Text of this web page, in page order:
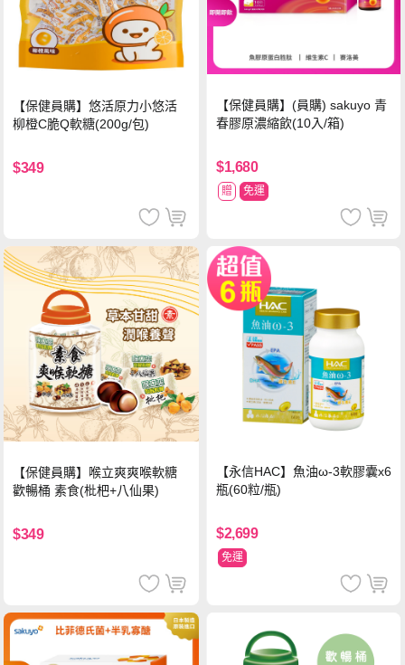
【保健員購】悠活原力小悠活
柳橙C脆Q軟糖(200g/包)
$349
【保健員購】(員購) sakuyo 青
春膠原濃縮飲(10入/箱)
$1,680
贈 免運
【保健員購】喉立爽爽喉軟糖
歡暢桶 素食(枇杷+八仙果)
$349
【永信HAC】魚油ω-3軟膠囊x6
瓶(60粒/瓶)
$2,699
免運